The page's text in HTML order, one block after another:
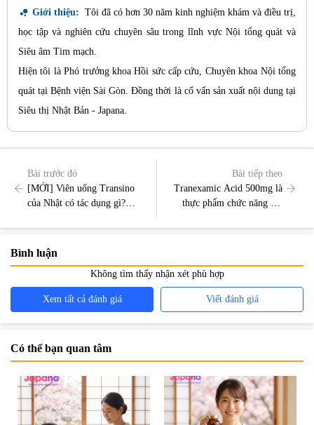
bubble_chart Giới thiệu: Tôi đã có hơn 30 năm kinh nghiệm khám và điều trị,
học tập và nghiên cứu chuyên sâu trong lĩnh vực Nội tổng quát và
Siêu âm Tim mạch.
Hiện tôi là Phó trưởng khoa Hồi sức cấp cứu, Chuyên khoa Nội tổng
quát tại Bệnh viện Sài Gòn. Đồng thời là cố vấn sản xuất nội dung tại
Siêu thị Nhật Bản - Japana.
Bài trước đó
[MỚI] Viên uống Transino
của Nhật có tác dụng gì?
Bài tiếp theo
Tranexamic Acid 500mg là
thực phẩm chức năng gì?
Bình luận
Không tìm thấy nhận xét phù hợp
Xem tất cả đánh giá Viết đánh giá
Có thể bạn quan tâm